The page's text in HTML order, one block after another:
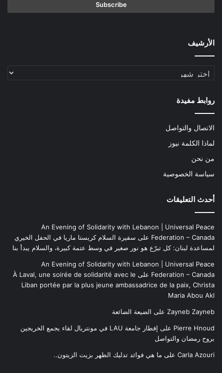
الأرشيف
الأرشيف
روابط مفيدة
الاتصال والتواصل
لماذا الكلمة نيوز
من نحن
سياسة الخصوصية
أحدث التعليقات
An Evening of Solidarity with Lebanon | Universal Peace
Federation – Canada على سفيرة السلام كريستا ماريا في الحفل الخيري
لمساعدة لبنان: كل تبرّع هو نور صغير في وسط عتمة كبيرة، والسلام يبدأ بنا
An Evening of Solidarity with Lebanon | Universal Peace
Federation – Canada على À Laval, une soirée de solidarité avec le
Liban portée par la plus jeune ambassadrice de la paix, Christa
Maria Abou Akl
Zayneb Zayneb على الضيعة الضائعة
Pierre Hnoud على
إفطار جامعة LAU في مونتريال لقاء يجمع الخريجين
بروح رمضان والتواصل
Carla Azouri على ما هي فوائد تدليك الظهر بزيت الزيتون..